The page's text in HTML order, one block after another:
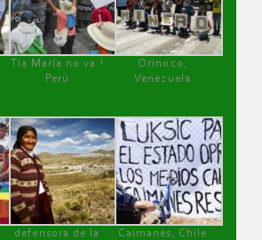
Tía María no va !
Perú
Orinoco,
Venezuela
defensora de la
Caimanes, Chile